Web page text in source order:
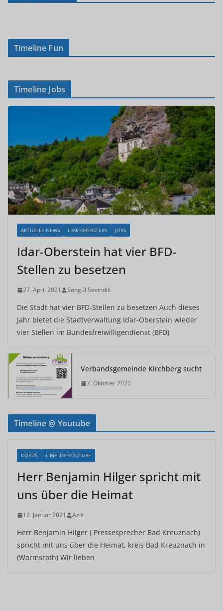
Timeline Fun
Timeline Jobs
AKTUELLE NEWS IDAR-OBERSTEIN JOBS
Idar-Oberstein hat vier BFD-
Stellen zu besetzen
27. April 2021 Songül Sevindik
Die Stadt hat vier BFD-Stellen zu besetzen Auch dieses
Jahr bietet die Stadtverwaltung Idar-Oberstein wieder
vier Stellen im Bundesfreiwilligendienst (BFD)
Verbandsgemeinde Kirchberg sucht
7. Oktober 2020
Timeline @ Youtube
DOKUS TIMELINEYOUTUBE
Herr Benjamin Hilger spricht mit
uns über die Heimat
12. Januar 2021 Aziz
Herr Benjamin Hilger ( Pressesprecher Bad Kreuznach)
spricht mit uns über die Heimat, kreis Bad Kreuznach in
(Warmsroth) Wir lieben